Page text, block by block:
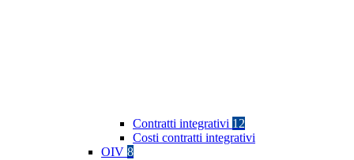
Contratti integrativi 12
Costi contratti integrativi
OIV 8